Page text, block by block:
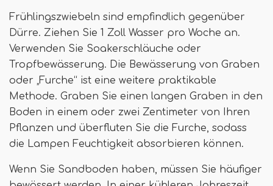
Frühlingszwiebeln sind empfindlich gegenüber
Dürre. Ziehen Sie 1 Zoll Wasser pro Woche an.
Verwenden Sie Soakerschläuche oder
Tropfbewässerung. Die Bewässerung von Graben
oder „Furche“ ist eine weitere praktikable
Methode. Graben Sie einen langen Graben in den
Boden in einem oder zwei Zentimeter von Ihren
Pflanzen und überfluten Sie die Furche, sodass
die Lampen Feuchtigkeit absorbieren können.
Wenn Sie Sandboden haben, müssen Sie häufiger